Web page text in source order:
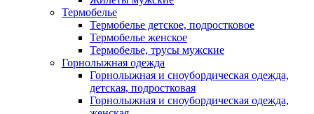
Термобелье
Термобелье детское, подростковое
Термобелье женское
Термобелье, трусы мужские
Горнолыжная одежда
Горнолыжная и сноубордическая одежда,
детская, подростковая
Горнолыжная и сноубордическая одежда,